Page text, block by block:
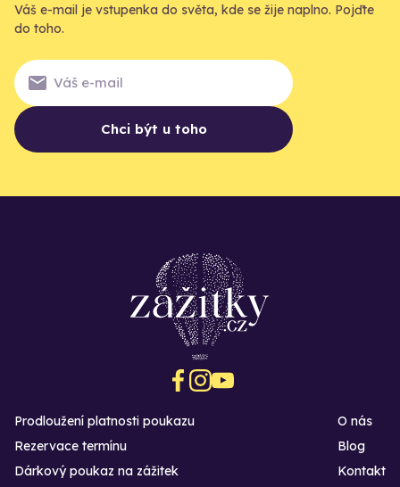
Váš e-mail je vstupenka do světa, kde se žije naplno. Pojďte
do toho.
Chci být u toho
Prodloužení platnosti poukazu
Rezervace termínu
Dárkový poukaz na zážitek
O nás
Blog
Kontakt